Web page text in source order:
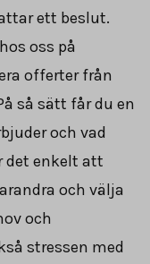
ett beslut.
oss på
offerter från
så sätt får du en
och vad
det enkelt att
och välja
och
stressen med